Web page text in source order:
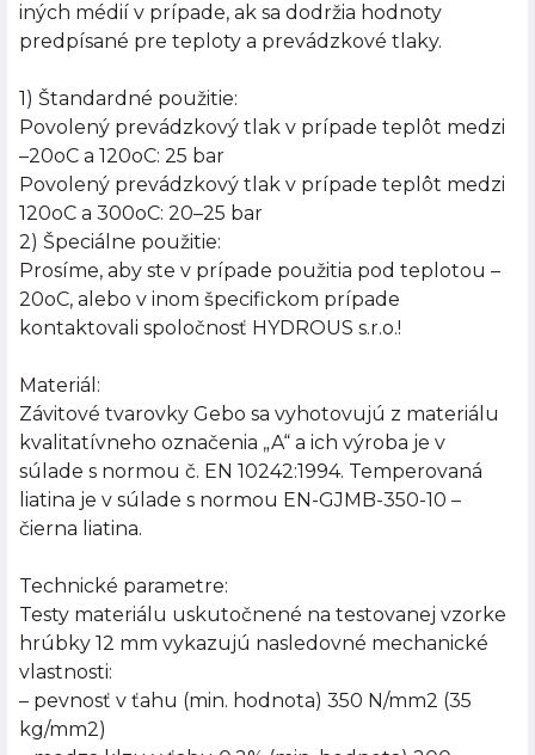
iných médií v prípade, ak sa dodržia hodnoty
predpísané pre teploty a prevádzkové tlaky.
1) Štandardné použitie:
Povolený prevádzkový tlak v prípade teplôt medzi
–20oC a 120oC: 25 bar
Povolený prevádzkový tlak v prípade teplôt medzi
120oC a 300oC: 20–25 bar
2) Špeciálne použitie:
Prosíme, aby ste v prípade použitia pod teplotou –
20oC, alebo v inom špecifickom prípade
kontaktovali spoločnosť HYDROUS s.r.o.!
Materiál:
Závitové tvarovky Gebo sa vyhotovujú z materiálu
kvalitatívneho označenia „A“ a ich výroba je v
súlade s normou č. EN 10242:1994. Temperovaná
liatina je v súlade s normou EN-GJMB-350-10 –
čierna liatina.
Technické parametre:
Testy materiálu uskutočnené na testovanej vzorke
hrúbky 12 mm vykazujú nasledovné mechanické
vlastnosti:
– pevnosť v ťahu (min. hodnota) 350 N/mm2 (35
kg/mm2)